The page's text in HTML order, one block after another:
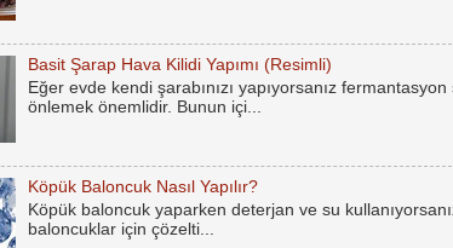
Basit Şarap Hava Kilidi Yapımı (Resimli)
Eğer evde kendi şarabınızı yapıyorsanız
önlemek önemlidir. Bunun içi...
Köpük Baloncuk Nasıl Yapılır?
Köpük baloncuk yaparken deterjan ve su
baloncuklar için çözelti...